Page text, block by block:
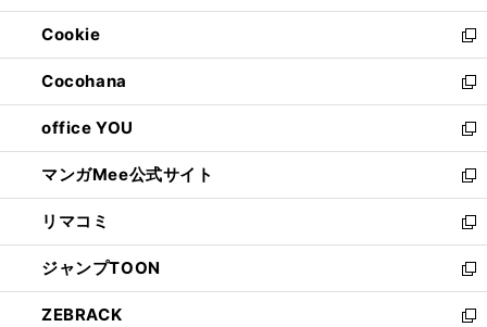
開
く
ウ
で
開
く
ン
ド
ウ
で
開
く
ウ
ィ
ン
ド
ウ
で
開
く
Cookie
新
し
い
ウ
ィ
ン
ド
ウ
で
開
く
Cocohana
新
し
い
ウ
ィ
ン
ド
ウ
で
開
く
office YOU
新
し
い
ウ
ィ
ン
ド
ウ
で
マンガMee公式サイト
新
し
い
ウ
ィ
ン
ド
リマコミ
新
し
い
ウ
ィ
ジャンプTOON
新
し
い
ZEBRACK
新